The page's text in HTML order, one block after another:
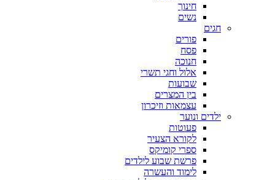
חינוך
נשים
חגים
פורים
פסח
חנוכה
אלול וחגי תשרי
שבועות
בין המצרים
עצמאות וזיכרון
ילדים ונוער
פעוטות
לקורא הצעיר
ספרי קומיקס
פרשת שבוע לילדים
לימוד והעשרה